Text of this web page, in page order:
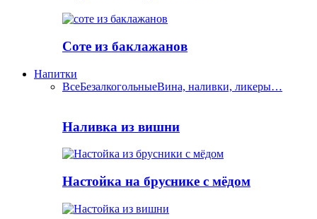
Соте из баклажанов
Напитки
ВсеБезалкогольныеВина, наливки, ликеры…
Наливка из вишни
Настойка на бруснике с мёдом